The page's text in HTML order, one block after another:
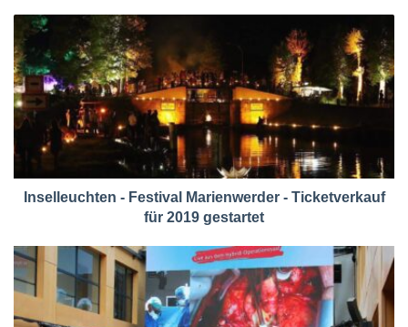
Inselleuchten - Festival Marienwerder - Ticketverkauf
für 2019 gestartet